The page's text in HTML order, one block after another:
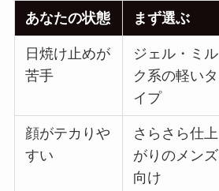
あなたの状態 まず選ぶ
日焼け止めが
苦手
ジェル・ミル
ク系の軽いタ
イプ
顔がテカりや
すい
さらさら仕上
がりのメンズ
向け